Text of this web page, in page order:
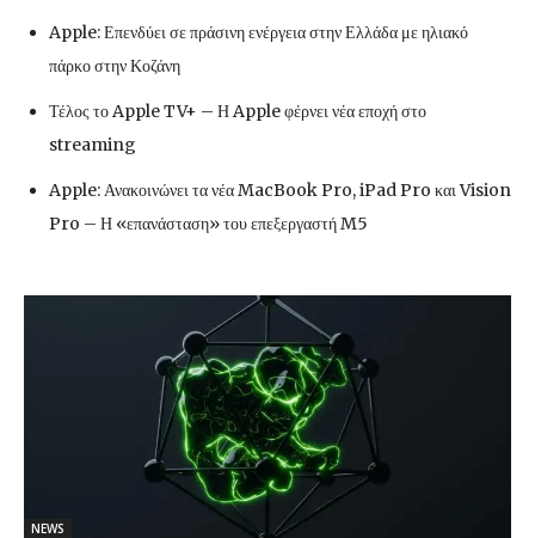
Apple: Επενδύει σε πράσινη ενέργεια στην Ελλάδα με ηλιακό
πάρκο στην Κοζάνη
Τέλος το Apple TV+ – Η Apple φέρνει νέα εποχή στο
streaming
Apple: Ανακοινώνει τα νέα MacBook Pro, iPad Pro και Vision
Pro – Η «επανάσταση» του επεξεργαστή M5
NEWS